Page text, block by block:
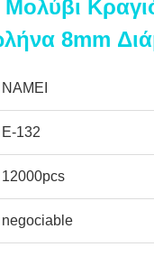
8mm
NAMEI
Ε-132
12000pcs
negociable